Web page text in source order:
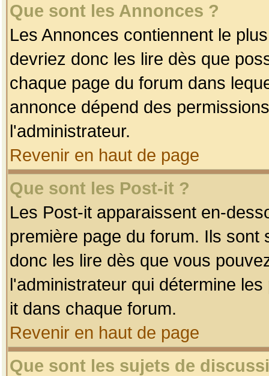
Que sont les Annonces ?
Les Annonces contiennent le
devriez donc les lire dès que
chaque page du forum dans
annonce dépend des
l'administrateur.
Revenir en haut de page
Que sont les Post-it ?
Les Post-it apparaissent en-
première page du forum. Ils
donc les lire dès que vous
l'administrateur qui détermine
it dans chaque forum.
Revenir en haut de page
Que sont les sujets de